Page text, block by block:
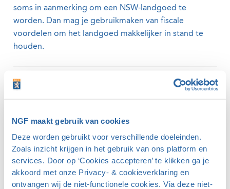
NGF maakt gebruik van cookies
Deze worden gebruikt voor verschillende doeleinden.
Zoals inzicht krijgen in het gebruik van ons platform en
services. Door op ‘Cookies accepteren’ te klikken ga je
akkoord met onze Privacy- & cookieverklaring en
ontvangen wij de niet-functionele cookies. Via deze niet-
soms in aanmerking om een NSW-landgoed te
worden. Dan mag je gebruikmaken van fiscale
voordelen om het landgoed makkelijker in stand te
houden.
Regeling compensatie transitievergoeding
Op 26 februari 2019 is de regeling compensatie
1 april 2020 in werking getreden.
Werkkostenregeling vanaf 2020 verruimd
Werkgevers kunnen vanaf 2020 tot 2.000 euro hogere